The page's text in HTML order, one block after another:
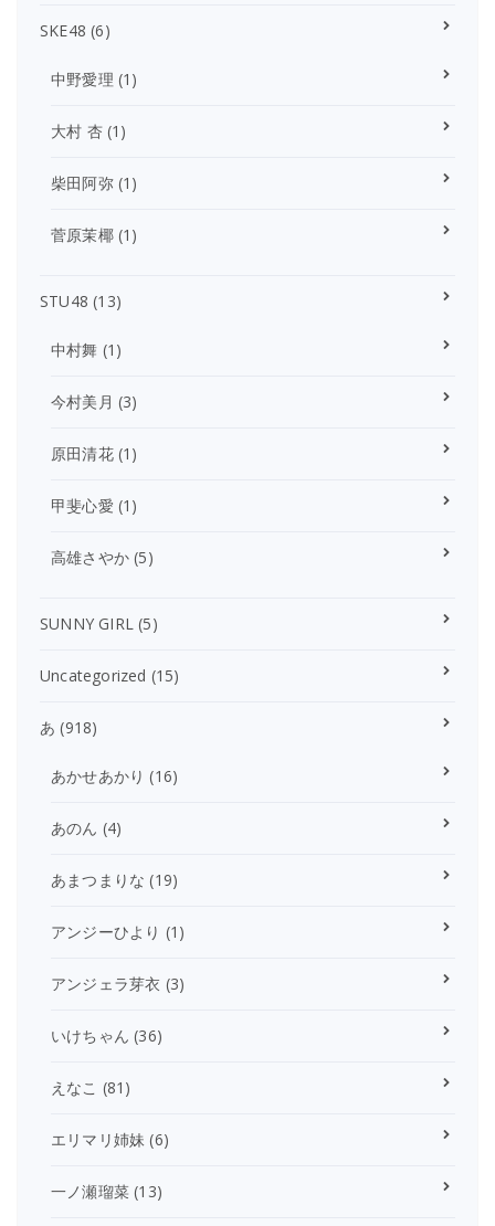
SKE48 (6)
中野愛理 (1)
大村 杏(1)
柴田阿弥(1)
菅原茉椰(1)
STU48 (13)
中村舞 (1)
今村美月 (3)
原田清花(1)
甲斐心愛 (1)
高雄さやか (5)
SUNNY GIRL (5)
Uncategorized (15)
あ (918)
あかせあかり (16)
あのん (4)
あまつまりな (19)
アンジーひより (1)
アンジェラ芽衣 (3)
いけちゃん (36)
えなこ (81)
エリマリ姉妹 (6)
一ノ瀬瑠菜 (13)